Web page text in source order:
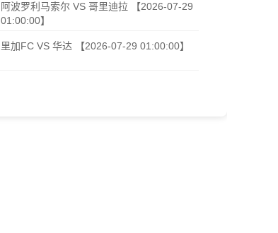
阿波罗利马索尔 VS 哥里迪拉 【2026-07-29
01:00:00】
里加FC VS 华达 【2026-07-29 01:00:00】